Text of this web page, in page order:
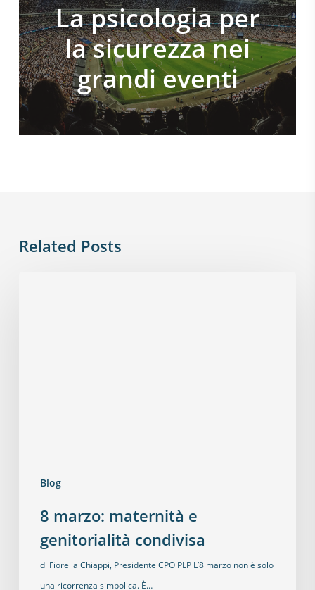
La psicologia per
la sicurezza nei
grandi eventi
Related Posts
Blog
8 marzo: maternità e
genitorialità condivisa
di Fiorella Chiappi, Presidente CPO PLP L’8 marzo non è solo
una ricorrenza simbolica. È…